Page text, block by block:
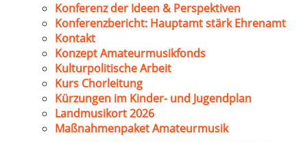
Konferenz der Ideen & Perspektiven
Konferenzbericht: Hauptamt stärk Ehrenamt
Kontakt
Konzept Amateurmusikfonds
Kulturpolitische Arbeit
Kurs Chorleitung
Kürzungen im Kinder- und Jugendplan
Landmusikort 2026
Maßnahmenpaket Amateurmusik